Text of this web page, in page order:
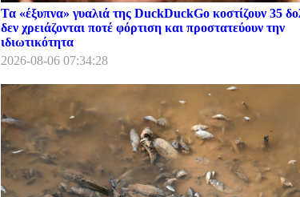
Τα «έξυπνα» γυαλιά της DuckDuckGo κοστίζουν 35
δεν χρειάζονται ποτέ φόρτιση και προστατεύουν την
ιδιωτικότητα
2026-08-06 07:34:28